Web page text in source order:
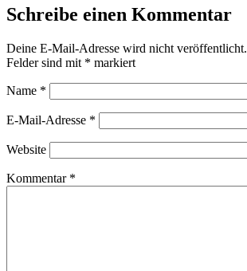
Schreibe einen Kommentar
Deine E-Mail-Adresse wird nicht veröffentlicht.
Felder sind mit * markiert
Name *
E-Mail-Adresse *
Website
Kommentar *